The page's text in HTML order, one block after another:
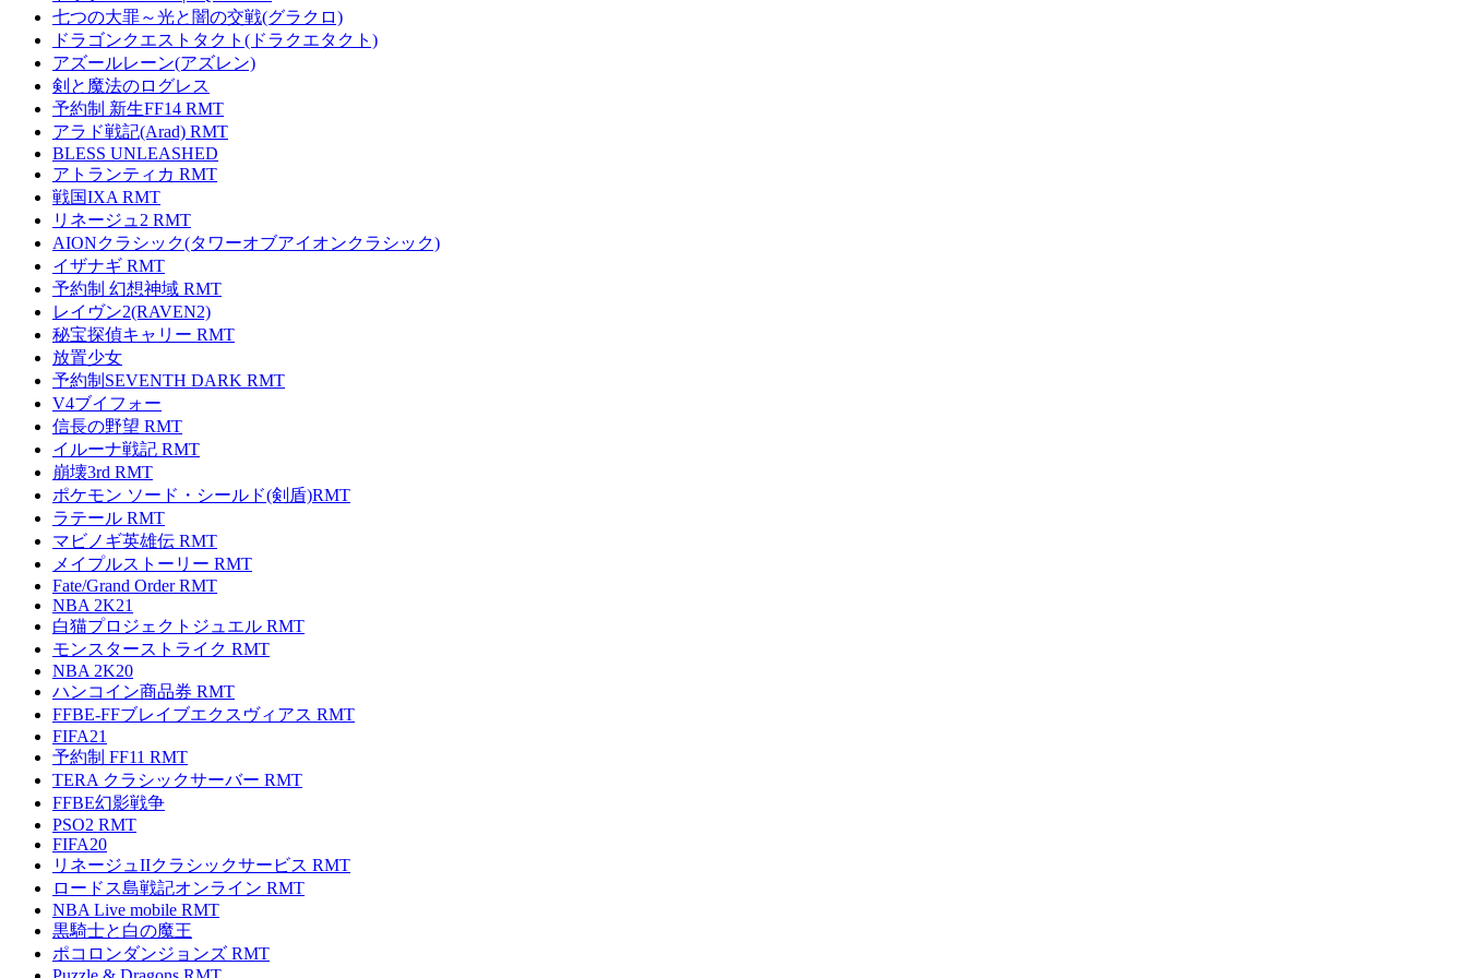
七つの大罪～光と闇の交戦(グラクロ)
ドラゴンクエストタクト(ドラクエタクト)
アズールレーン(アズレン)
剣と魔法のログレス
予約制 新生FF14 RMT
アラド戦記(Arad) RMT
BLESS UNLEASHED
アトランティカ RMT
戦国IXA RMT
リネージュ2 RMT
AIONクラシック(タワーオブアイオンクラシック)
イザナギ RMT
予約制 幻想神域 RMT
レイヴン2(RAVEN2)
秘宝探偵キャリー RMT
放置少女
予約制SEVENTH DARK RMT
V4ブイフォー
信長の野望 RMT
イルーナ戦記 RMT
崩壊3rd RMT
ポケモン ソード・シールド(剣盾)RMT
ラテール RMT
マビノギ英雄伝 RMT
メイプルストーリー RMT
Fate/Grand Order RMT
NBA 2K21
白猫プロジェクトジュエル RMT
モンスターストライク RMT
NBA 2K20
ハンコイン商品券 RMT
FFBE-FFブレイブエクスヴィアス RMT
FIFA21
予約制 FF11 RMT
TERA クラシックサーバー RMT
FFBE幻影戦争
PSO2 RMT
FIFA20
リネージュIIクラシックサービス RMT
ロードス島戦記オンライン RMT
NBA Live mobile RMT
黒騎士と白の魔王
ポコロンダンジョンズ RMT